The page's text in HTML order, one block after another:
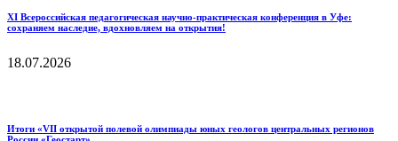
XI Всероссийская педагогическая научно‑практическая конференция в Уфе:
сохраняем наследие, вдохновляем на открытия!
18.07.2026
Итоги «VII открытой полевой олимпиады юных геологов центральных регионов
России «Геостарт»